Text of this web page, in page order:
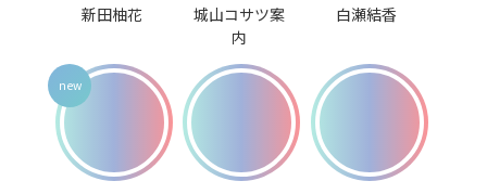
新田柚花
城山コサツ案
内
白瀬結香